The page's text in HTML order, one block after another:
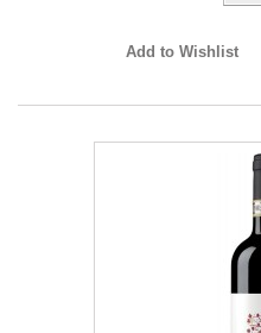
Add to Wishlist